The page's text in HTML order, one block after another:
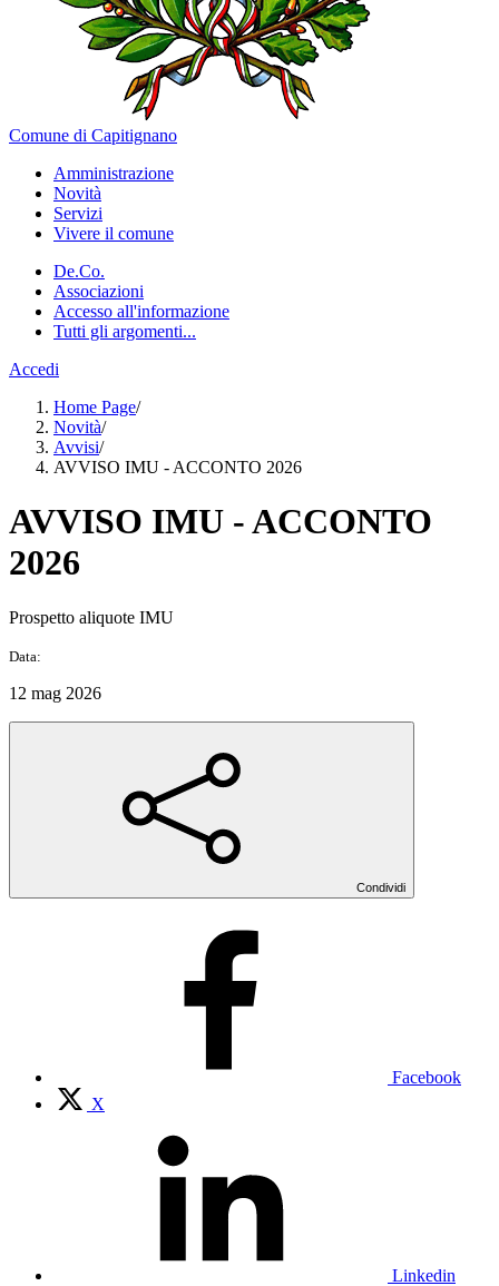
Comune di Capitignano
Amministrazione
Novità
Servizi
Vivere il comune
De.Co.
Associazioni
Accesso all'informazione
Tutti gli argomenti...
Accedi
Home Page/
Novità/
Avvisi/
AVVISO IMU - ACCONTO 2026
AVVISO IMU - ACCONTO
2026
Prospetto aliquote IMU
Data:
12 mag 2026
Condividi
Facebook
X
Linkedin